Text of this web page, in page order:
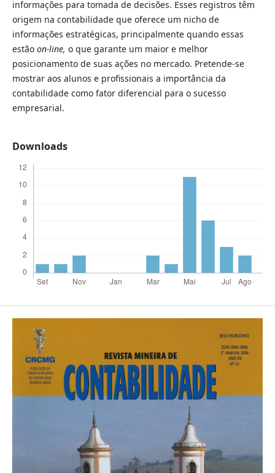
informações para tomada de decisões. Esses registros têm
origem na contabilidade que oferece um nicho de
informações estratégicas, principalmente quando essas
estão on-line, o que garante um maior e melhor
posicionamento de suas ações no mercado. Pretende-se
mostrar aos alunos e profissionais a importância da
contabilidade como fator diferencial para o sucesso
empresarial.
Downloads